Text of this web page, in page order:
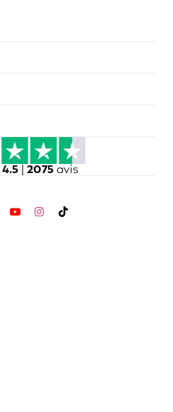
4.5 | 2075avis